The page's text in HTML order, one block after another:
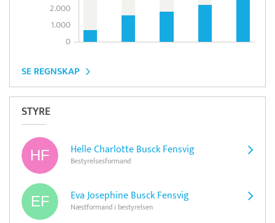
2.000
1.000
0
SE REGNSKAP
STYRE
Helle Charlotte Busck Fensvig
Bestyrelsesformand
Eva Josephine Busck Fensvig
Næstformand i bestyrelsen